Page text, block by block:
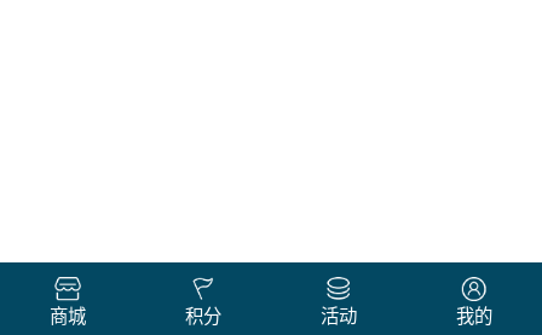
商城 积分 活动 我的